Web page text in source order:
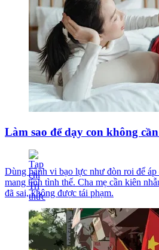
Làm sao để dạy con không
Dùng hành vi bạo lực như đòn roi để áp
mang tính tình thế. Cha mẹ cần kiên
đã sai, không được tái phạm.